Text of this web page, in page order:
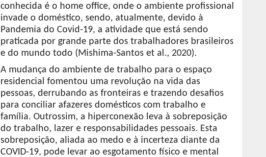
conhecida é o home office, onde o ambiente profissional
invade o doméstico, sendo, atualmente, devido à
Pandemia do Covid-19, a atividade que está sendo
praticada por grande parte dos trabalhadores brasileiros
e do mundo todo (Mishima-Santos et al., 2020).
A mudança do ambiente de trabalho para o espaço
residencial fomentou uma revolução na vida das
pessoas, derrubando as fronteiras e trazendo desafios
para conciliar afazeres domésticos com trabalho e
família. Outrossim, a hiperconexão leva à sobreposição
do trabalho, lazer e responsabilidades pessoais. Esta
sobreposição, aliada ao medo e à incerteza diante da
COVID-19, pode levar ao esgotamento físico e mental